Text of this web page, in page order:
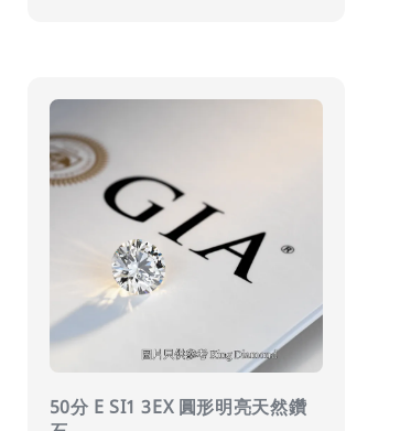
50分 E SI1 3EX 圓形明亮天然鑽